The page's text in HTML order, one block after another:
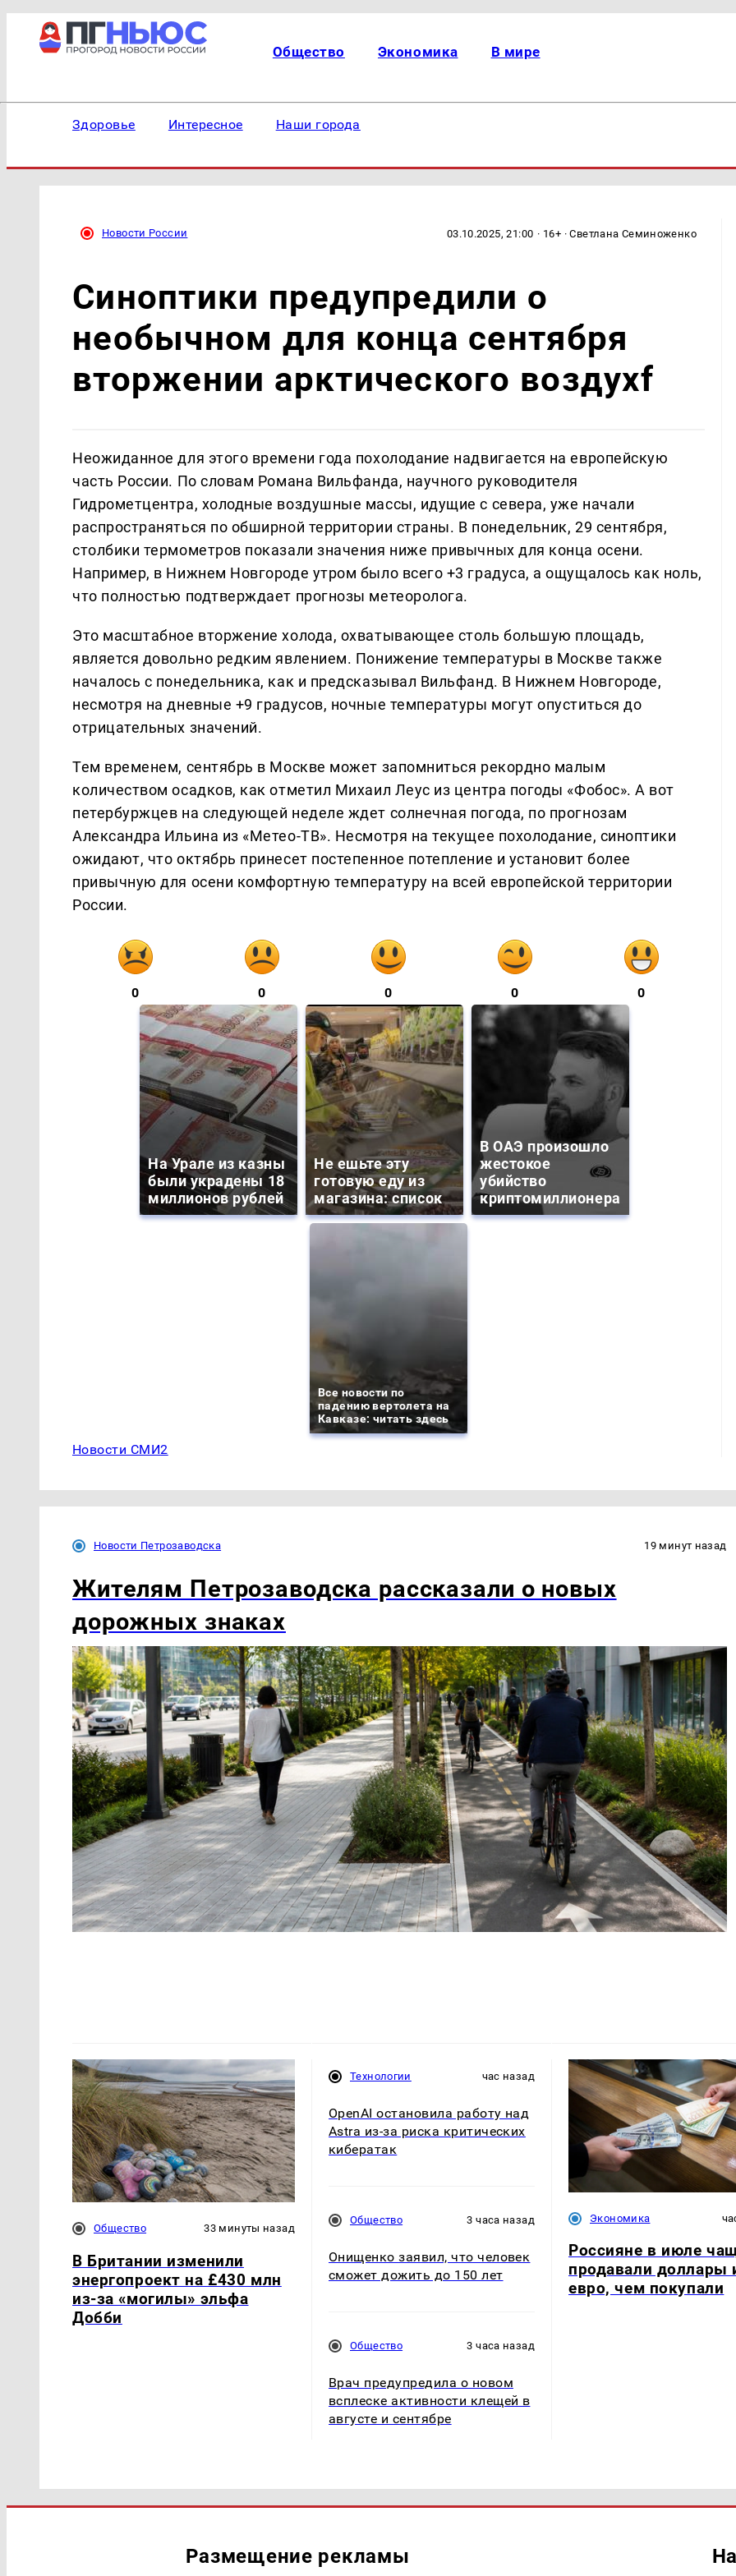
Общество Экономика В мире
Здоровье Интересное Наши города
Новости России 03.10.2025, 21:00 · 16+ · Светлана Семиноженко
Cиноптики предупредили о
необычном для конца сентября
вторжении арктического воздухf
Неожиданное для этого времени года похолодание надвигается на европейскую
часть России. По словам Романа Вильфанда, научного руководителя
Гидрометцентра, холодные воздушные массы, идущие с севера, уже начали
распространяться по обширной территории страны. В понедельник, 29 сентября,
столбики термометров показали значения ниже привычных для конца осени.
Например, в Нижнем Новгороде утром было всего +3 градуса, а ощущалось как ноль,
что полностью подтверждает прогнозы метеоролога.
Это масштабное вторжение холода, охватывающее столь большую площадь,
является довольно редким явлением. Понижение температуры в Москве также
началось с понедельника, как и предсказывал Вильфанд. В Нижнем Новгороде,
несмотря на дневные +9 градусов, ночные температуры могут опуститься до
отрицательных значений.
Тем временем, сентябрь в Москве может запомниться рекордно малым
количеством осадков, как отметил Михаил Леус из центра погоды «Фобос». А вот
петербуржцев на следующей неделе ждет солнечная погода, по прогнозам
Александра Ильина из «Метео-ТВ». Несмотря на текущее похолодание, синоптики
ожидают, что октябрь принесет постепенное потепление и установит более
привычную для осени комфортную температуру на всей европейской территории
России.
0 0 0 0 0
На Урале из казны
были украдены 18
миллионов рублей
Не ешьте эту
готовую еду из
магазина: список
В ОАЭ произошло
жестокое
убийство
криптомиллионера
Все новости по
падению вертолета на
Кавказе: читать здесь
Новости СМИ2
Новости Петрозаводска 19 минут назад
Жителям Петрозаводска рассказали о новых
дорожных знаках
Общество 33 минуты назад
В Британии изменили
энергопроект на £430 млн
из-за «могилы» эльфа
Добби
Технологии час назад
OpenAI остановила работу над
Astra из-за риска критических
кибератак
Общество 3 часа назад
Онищенко заявил, что человек
сможет дожить до 150 лет
Общество 3 часа назад
Врач предупредила о новом
всплеске активности клещей в
августе и сентябре
Экономика
Россияне в июле
продавали доллары
евро, чем покупали
Размещение рекламы